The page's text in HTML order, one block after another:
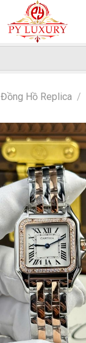
Đồng Hồ Replica /